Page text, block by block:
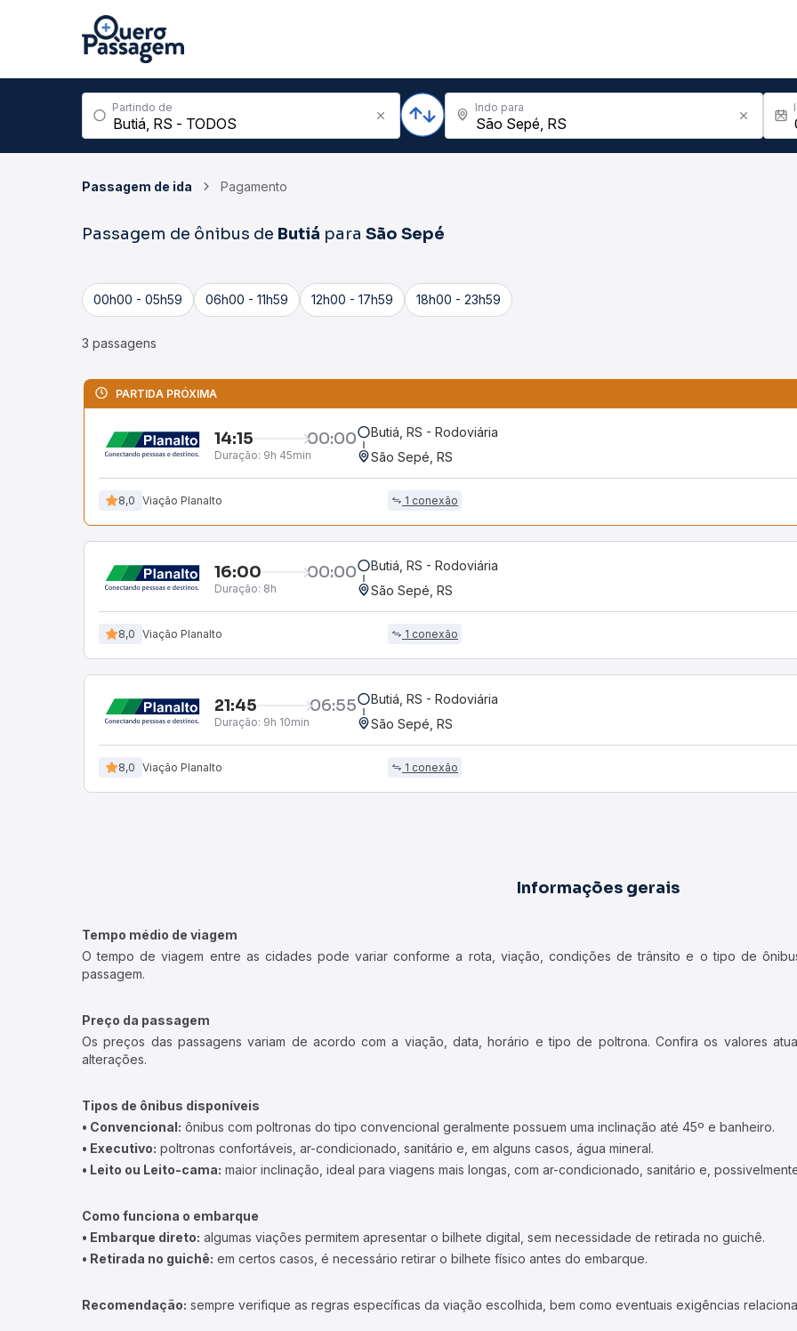
Partindo de Indo para
Passagem de ida Pagamento
Passagem de ônibus de Butiá para São Sepé
00h00 - 05h59 06h00 - 11h59 12h00 - 17h59 18h00 - 23h59
3 passagens
PARTIDA PRÓXIMA
14:15 00:00
Duração: 9h 45min
Butiá, RS - Rodoviária
São Sepé, RS
8,0 Viação Planalto 1 conexão
16:00 00:00
Duração: 8h
Butiá, RS - Rodoviária
São Sepé, RS
8,0 Viação Planalto 1 conexão
21:45 06:55
Duração: 9h 10min
Butiá, RS - Rodoviária
São Sepé, RS
8,0 Viação Planalto 1 conexão
Informações gerais
Tempo médio de viagem
O tempo de viagem entre as cidades pode variar conforme a rota, viação, condições de trânsito e o tipo de
passagem.
Preço da passagem
Os preços das passagens variam de acordo com a viação, data, horário e tipo de poltrona. Confira os valores
alterações.
Tipos de ônibus disponíveis
• Convencional: ônibus com poltronas do tipo convencional geralmente possuem uma inclinação até 45º e banheiro.
• Executivo: poltronas confortáveis, ar-condicionado, sanitário e, em alguns casos, água mineral.
• Leito ou Leito-cama: maior inclinação, ideal para viagens mais longas, com ar-condicionado, sanitário e,
Como funciona o embarque
• Embarque direto: algumas viações permitem apresentar o bilhete digital, sem necessidade de retirada no guichê.
• Retirada no guichê: em certos casos, é necessário retirar o bilhete físico antes do embarque.
Recomendação: sempre verifique as regras específicas da viação escolhida, bem como eventuais exigências